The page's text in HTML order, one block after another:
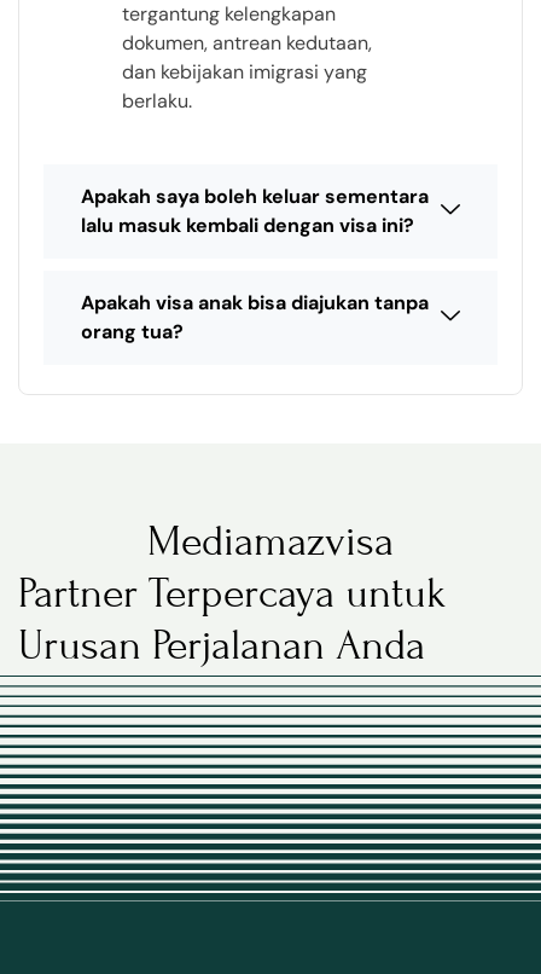
tergantung kelengkapan
dokumen, antrean kedutaan,
dan kebijakan imigrasi yang
berlaku.
Apakah saya boleh keluar sementara
lalu masuk kembali dengan visa ini?
Apakah visa anak bisa diajukan tanpa
orang tua?
Mediamazvisa
Partner Terpercaya untuk
Urusan Perjalanan Anda